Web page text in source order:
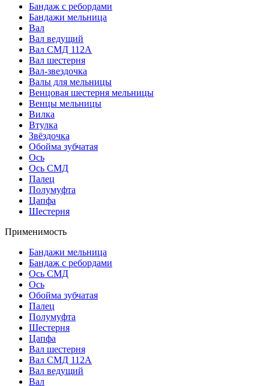
Бандаж с ребордами
Бандажи мельница
Вал
Вал ведущий
Вал СМД 112А
Вал шестерня
Вал-звездочка
Валы для мельницы
Венцовая шестерня мельницы
Венцы мельницы
Вилка
Втулка
Звёздочка
Обойма зубчатая
Ось
Ось СМД
Палец
Полумуфта
Цапфа
Шестерня
Применимость
Бандажи мельница
Бандаж с ребордами
Ось СМД
Ось
Обойма зубчатая
Палец
Полумуфта
Шестерня
Цапфа
Вал шестерня
Вал СМД 112А
Вал ведущий
Вал